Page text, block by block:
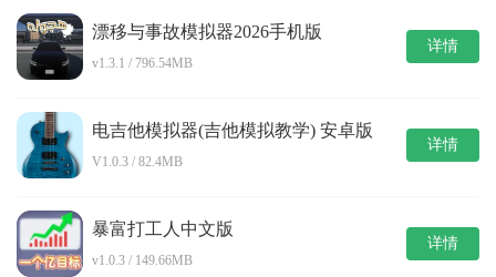
漂移与事故模拟器2026手机版
v1.3.1 / 796.54MB
详情
电吉他模拟器(吉他模拟教学) 安卓版
V1.0.3 / 82.4MB
详情
暴富打工人中文版
v1.0.3 / 149.66MB
详情